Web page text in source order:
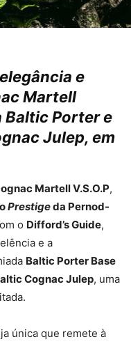
e
Martell
Baltic Porter e
Julep, em
Martell V.S.O.P,
Prestigeda Pernod-
o Difford’s Guide,
e a
Baltic Porter Base
Cognac Julep, uma
única que remete à